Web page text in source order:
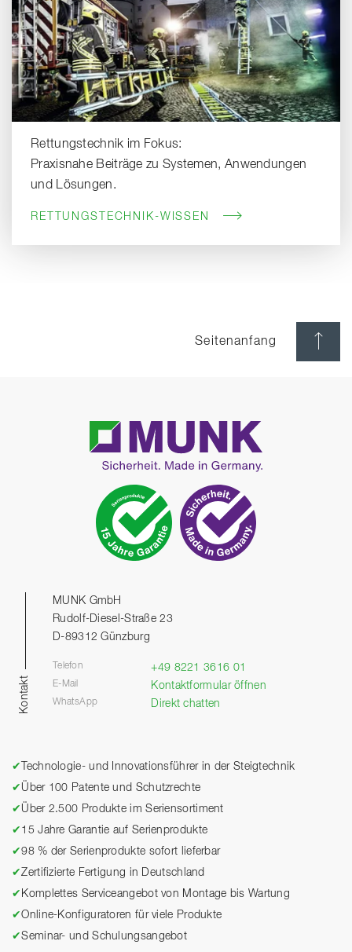
Rettungstechnik im Fokus:
Praxisnahe Beiträge zu Systemen, Anwendungen
und Lösungen.
RETTUNGSTECHNIK-WISSEN
Seitenanfang
Kontakt
MUNK GmbH
Rudolf-Diesel-Straße 23
D-89312 Günzburg
Telefon +49 8221 3616 01
E-Mail Kontaktformular öffnen
WhatsApp Direkt chatten
✔
Technologie- und Innovationsführer in der Steigtechnik
✔ Über 100 Patente und Schutzrechte
✔ Über 2.500 Produkte im Seriensortiment
✔ 15 Jahre Garantie auf Serienprodukte
✔98 % der Serienprodukte sofort lieferbar
✔Zertifizierte Fertigung in Deutschland
✔ Komplettes Serviceangebot von Montage bis Wartung
✔Online-Konfiguratoren für viele Produkte
✔Seminar- und Schulungsangebot